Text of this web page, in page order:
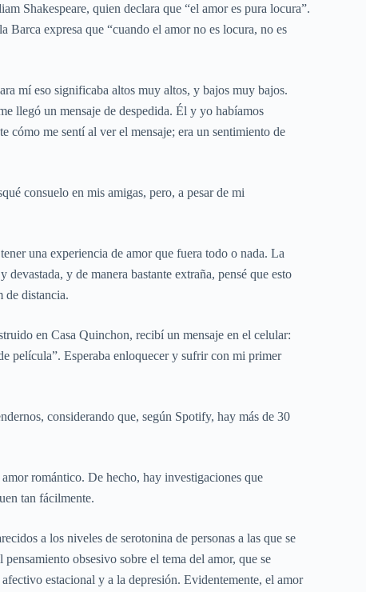
Shakespeare, quien declara que “el amor es pura locura”.
expresa que “cuando el amor no es locura, no es
mí eso significaba altos muy altos, y bajos muy bajos.
llegó un mensaje de despedida. Él y yo habíamos
cómo me sentí al ver el mensaje; era un sentimiento de
consuelo en mis amigas, pero, a pesar de mi
una experiencia de amor que fuera todo o nada. La
y de manera bastante extraña, pensé que esto
de distancia.
en Casa Quinchon, recibí un mensaje en el celular:
película”. Esperaba enloquecer y sufrir con mi primer
considerando que, según Spotify, hay más de 30
romántico. De hecho, hay investigaciones que
tan fácilmente.
a los niveles de serotonina de personas a las que se
obsesivo sobre el tema del amor, que se
estacional y a la depresión. Evidentemente, el amor